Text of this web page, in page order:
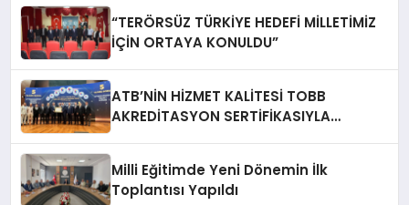
“TERÖRSÜZ TÜRKİYE HEDEFİ MİLLETİMİZ
İÇİN ORTAYA KONULDU”
ATB’NİN HİZMET KALİTESİ TOBB
AKREDİTASYON SERTİFİKASIYLA
Milli Eğitimde Yeni Dönemin İlk
Toplantısı Yapıldı